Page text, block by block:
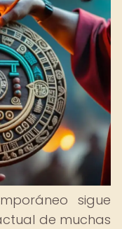
sigue
de muchas